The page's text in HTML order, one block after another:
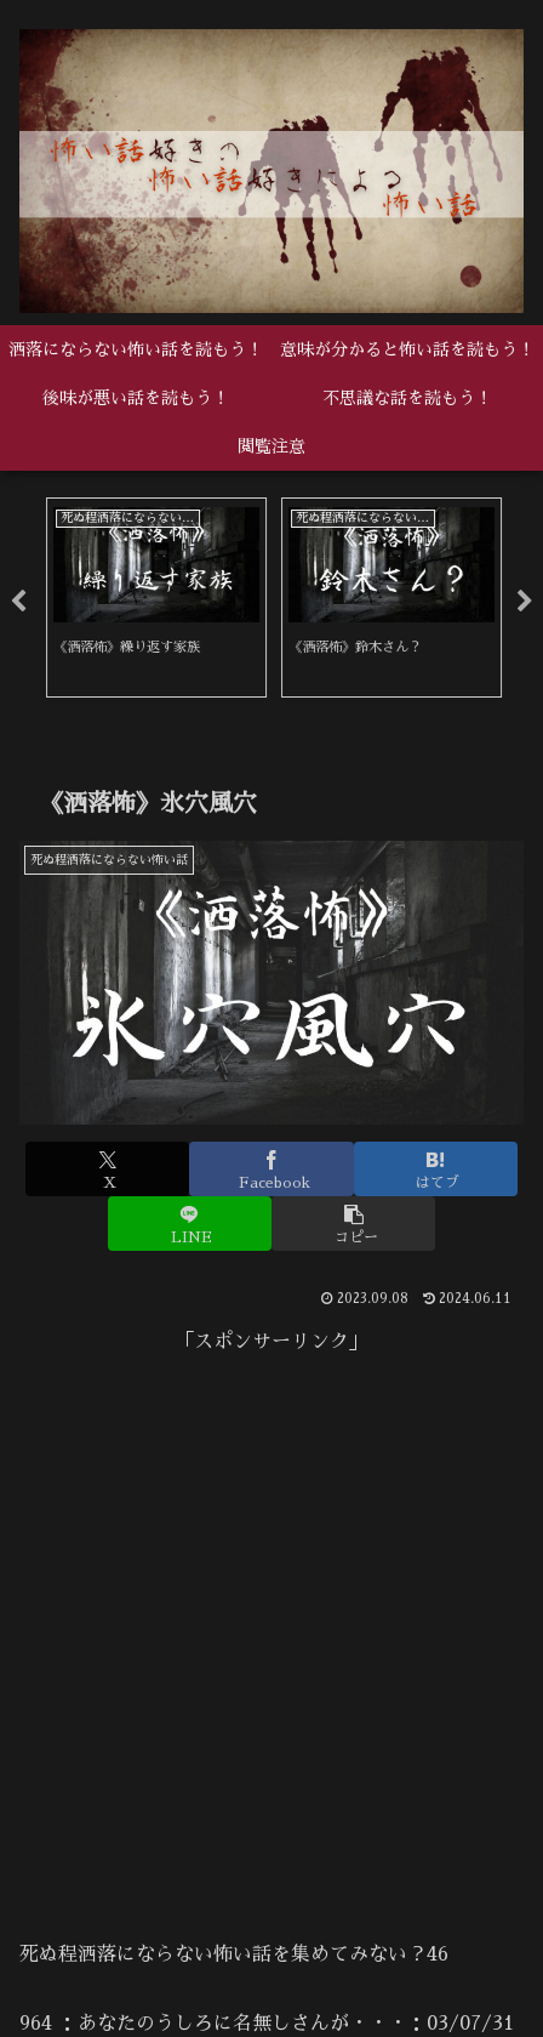
洒落にならない怖い話を読もう！ 意味が分かると怖い話を読もう！
後味が悪い話を読もう！ 不思議な話を読もう！
閲覧注意
死ぬ程洒落にならない怖い話
《洒落怖》繰り返す家族
死ぬ程洒落にならない怖い話
《洒落怖》鈴木さん？
《洒落怖》氷穴風穴
死ぬ程洒落にならない怖い話
X Facebook はてブ
LINE コピー
2023.09.08 2024.06.11
「スポンサーリンク」
死ぬ程洒落にならない怖い話を集めてみない？46
964 ：あなたのうしろに名無しさんが・・・：03/07/31